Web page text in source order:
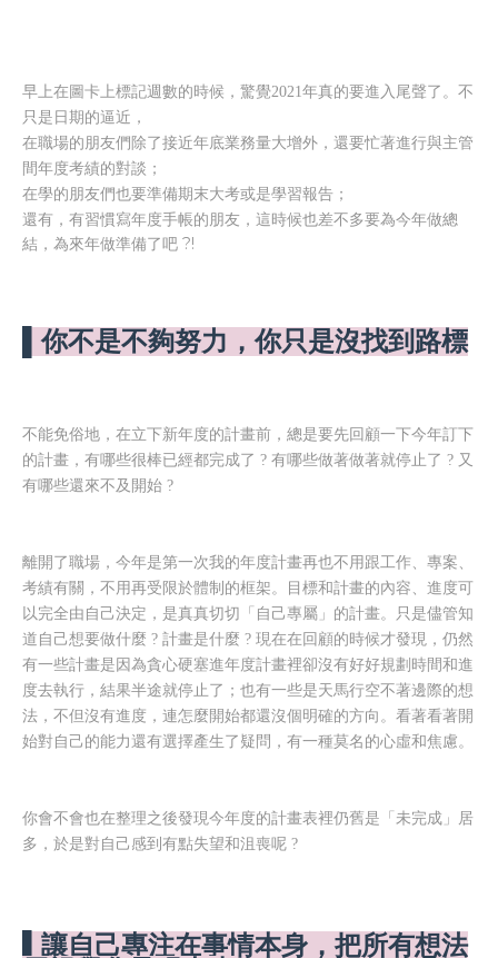
早上在圖卡上標記週數的時候，驚覺2021年真的要進入尾聲了。不
只是日期的逼近，
在職場的朋友們除了接近年底業務量大增外，還要忙著進行與主管
間年度考績的對談；
在學的朋友們也要準備期末大考或是學習報告；
還有，有習慣寫年度手帳的朋友，這時候也差不多要為今年做總
結，為來年做準備了吧 ?!
▌你不是不夠努力，你只是沒找到路標
不能免俗地，在立下新年度的計畫前，總是要先回顧一下今年訂下
的計畫，有哪些很棒已經都完成了 ? 有哪些做著做著就停止了 ? 又
有哪些還來不及開始 ?
離開了職場，今年是第一次我的年度計畫再也不用跟工作、專案、
考績有關，不用再受限於體制的框架。目標和計畫的內容 、 進度可
以完全由自己決定，是真真切切「自己專屬」的計畫。只是儘管知
道自己想要做什麼 ? 計畫是什麼 ? 現在在回顧的時候才發現，仍然
有一些計畫是因為貪心硬塞進年度計畫裡卻沒有好好規劃時間和進
度去執行，結果半途就停止了；也有一些是天馬行空不著邊際的想
法，不但沒有進度，連怎麼開始都還沒個明確的方向。看著看著開
始對自己的能力還有選擇產生了疑問，有一種莫名的心虛和焦慮。
你會不會也在整理之後發現今年度的計畫表裡仍舊是 「未完成」居
多，於是對自己感到有點失望和沮喪呢 ?
▌讓自己專注在事情本身，把所有想法